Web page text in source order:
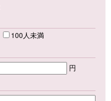
100人未満
円